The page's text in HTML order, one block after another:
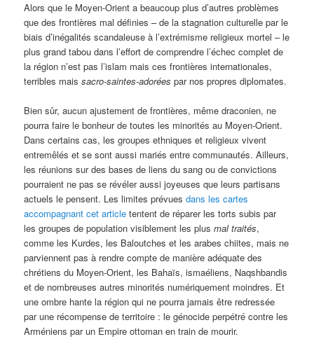
Alors que le Moyen-Orient a beaucoup plus d’autres problèmes
que des frontières mal définies – de la stagnation culturelle par le
biais d’inégalités scandaleuse à l’extrémisme religieux mortel – le
plus grand tabou dans l’effort de comprendre l’échec complet de
la région n’est pas l’islam mais ces frontières internationales,
terribles maissacro-saintes-adorées par nos propres diplomates.
Bien sûr, aucun ajustement de frontières, même draconien, ne
pourra faire le bonheur de toutes les minorités au Moyen-Orient.
Dans certains cas, les groupes ethniques et religieux vivent
entremêlés et se sont aussi mariés entre communautés. Ailleurs,
les réunions sur des bases de liens du sang ou de convictions
pourraient ne pas se révéler aussi joyeuses que leurs partisans
actuels le pensent. Les limites prévuesdans les cartes
accompagnant cet article tentent de réparer les torts subis par
les groupes de population visiblement les plusmal traités,
comme les Kurdes, les Baloutches et les arabes chiites, mais ne
parviennent pas à rendre compte de manière adéquate des
chrétiens du Moyen-Orient, les Bahaïs, ismaéliens, Naqshbandis
et de nombreuses autres minorités numériquement moindres. Et
une ombre hante la région qui ne pourra jamais être redressée
par une récompense de territoire : le génocide perpétré contre les
Arméniens par un Empire ottoman en train de mourir.